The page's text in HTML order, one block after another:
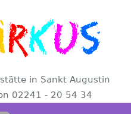
in Sankt Augustin
02241 - 20 54 34